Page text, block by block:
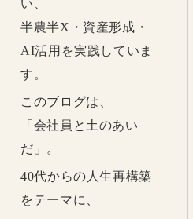
い、
半農半X・資産形成・
AI活用を実践していま
す。
このブログは、
「会社員と土のあい
だ」。
40代からの人生再構築
をテーマに、